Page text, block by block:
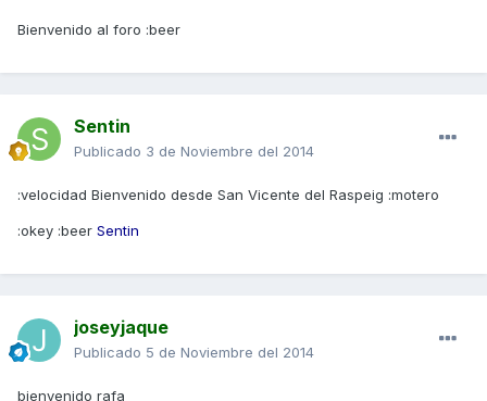
Bienvenido al foro :beer
Sentin
Publicado 3 de Noviembre del 2014
:velocidad Bienvenido desde San Vicente del Raspeig :motero
:okey :beer Sentin
joseyjaque
Publicado 5 de Noviembre del 2014
bienvenido rafa